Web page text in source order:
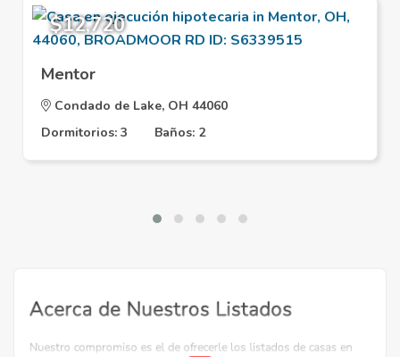
$12,720
Mentor
Condado de Lake, OH 44060
Dormitorios: 3
Baños: 2